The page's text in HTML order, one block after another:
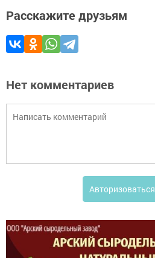
Расскажите друзьям
Нет комментариев
Авторизоваться